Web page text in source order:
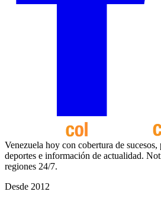
Venezuela hoy con cobertura de
deportes e información de actualidad.
regiones 24/7.
Desde 2012